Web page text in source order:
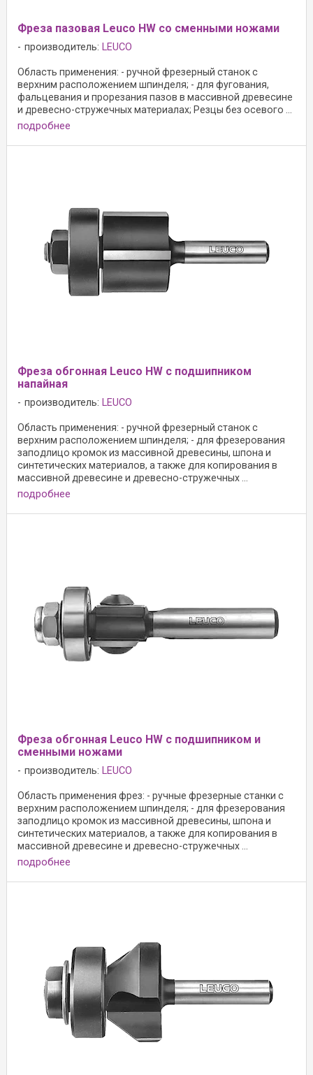
Фреза пазовая Leuco HW со сменными ножами
производитель: LEUCO
Область применения: - ручной фрезерный станок с
верхним расположением шпинделя; - для фугования,
фальцевания и прорезания пазов в массивной древесине
и древесно-стружечных материалах; Резцы без осевого ...
подробнее
Фреза обгонная Leuco HW с подшипником
напайная
производитель: LEUCO
Область применения: - ручной фрезерный станок с
верхним расположением шпинделя; - для фрезерования
заподлицо кромок из массивной древесины, шпона и
синтетических материалов, а также для копирования в
массивной древесине и древесно-стружечных ...
подробнее
Фреза обгонная Leuco HW с подшипником и
сменными ножами
производитель: LEUCO
Область применения фрез: - ручные фрезерные станки с
верхним расположением шпинделя; - для фрезерования
заподлицо кромок из массивной древесины, шпона и
синтетических материалов, а также для копирования в
массивной древесине и древесно-стружечных ...
подробнее